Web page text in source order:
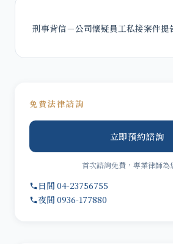
刑事背信－公司懷疑員工私接案件提
免費法律諮詢
立即預約諮詢
首次諮詢免費，專業律師為
日間 04-23756755
夜間 0936-177880